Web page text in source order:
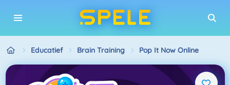
Educatief Brain Training Pop It Now Online